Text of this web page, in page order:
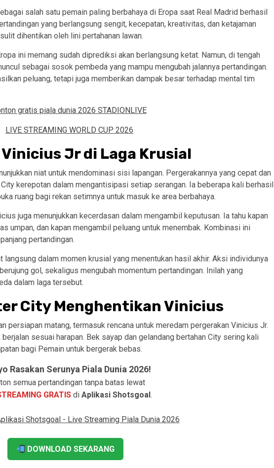
salah satu pemain paling berbahaya di Eropa saat Real Madrid berhasil
yang berlangsung sengit, kecepatan, kreativitas, dan ketajaman
dihentikan oleh lini pertahanan lawan.
ini memang sudah diprediksi akan berlangsung ketat. Namun, di tengah
sebagai sosok pembeda yang mampu mengubah jalannya pertandingan.
peluang, tetapi juga memberikan dampak besar terhadap mental tim
Jr di Laga Krusial
niat untuk mendominasi sisi lapangan. Pergerakannya yang cepat dan
kerepotan dalam mengantisipasi setiap serangan. Ia beberapa kali berhasil
ruang bagi rekan setimnya untuk masuk ke area berbahaya.
juga menunjukkan kecerdasan dalam mengambil keputusan. Ia tahu kapan
umpan, dan kapan mengambil peluang untuk menembak. Kombinasi ini
pertandingan.
dalam momen krusial yang menentukan hasil akhir. Aksi individunya
gol, sekaligus mengubah momentum pertandingan. Inilah yang
dalam laga tersebut.
City Menghentikan Vinicius
persiapan matang, termasuk rencana untuk meredam pergerakan Vinicius Jr.
sesuai harapan. Bek sayap dan gelandang bertahan City sering kali
bagi Pemain untuk bergerak bebas.
Rasakan Serunya Piala Dunia 2026!
semua pertandingan tanpa batas lewat
GRATIS di Aplikasi Shotsgoal.
DOWNLOAD SEKARANG